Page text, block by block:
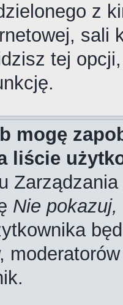
z
sali
tej
mogę
liście
Nie